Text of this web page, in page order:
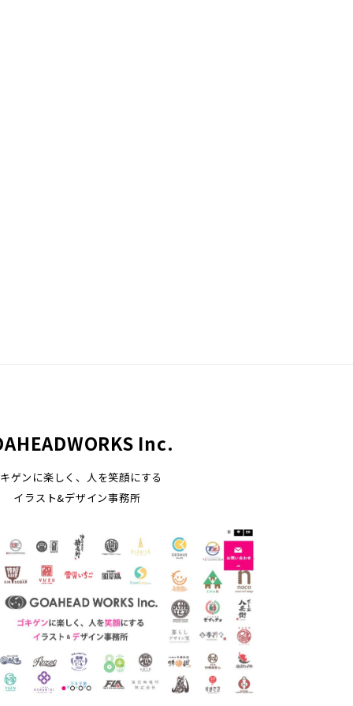
Inc.
ゲンに楽しく、人を笑顔にする
スト&デザイン事務所